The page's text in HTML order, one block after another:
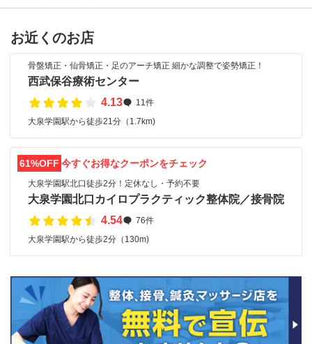
お近くのお店
骨盤矯正・仙骨矯正・足のアーチ矯正 細かな調整で姿勢矯正！
西武保谷療術センター
4.13
11件
大泉学園駅から徒歩21分（1.7km)
61%OFF 今すぐお得なクーポンをチェック
大泉学園駅北口徒歩2分！定休なし・予約不要
大泉学園北口カイロプラクティック整体院／接骨院
4.54
76件
大泉学園駅から徒歩2分（130m)